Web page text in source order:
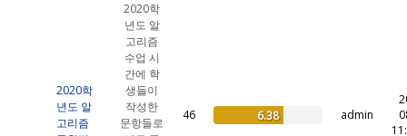
2020학
년도 알
고리즘
2020학
년도 알
고리즘
수업 시
간에 학
생들이
작성한
문항들로
46 6.38 admin